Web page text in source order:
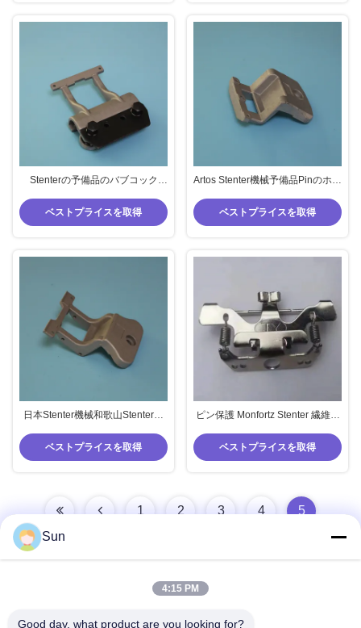
Stenterの予備品のバブコック
アルミ合金
ベストプライスを取得
Artos Stenter機械予備品Pinのホー
きする
ベストプライスを取得
日本Stenter機械和歌山Stenterの
ルダー
ベストプライスを取得
ピン保護 Monfortz Stenter 繊維ス
ロテクター
ベストプライスを取得
1 2 3 4 5
Sun
4:15 PM
Good day, what product are you looking for?